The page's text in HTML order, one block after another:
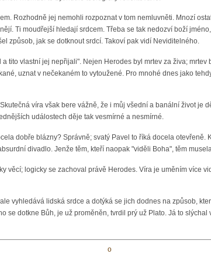
Rozhodně jej nemohli rozpoznat v tom nemluvněti. Mnozí
Ti moudřejší hledají srdcem. Třeba se tak nedozví boží
způsob, jak se dotknout srdcí. Takoví pak vidí Neviditelného.
tito vlastní jej nepřijali". Nejen Herodes byl mrtev za živa;
uznat v nečekaném to vytoužené. Pro mnohé dnes jako
víra však bere vážně, že i můj všední a banální život je
událostech děje tak vesmírné a nesmírné.
dobře blázny? Správně; svatý Pavel to říká docela
divadlo. Jenže těm, kteří naopak "viděli Boha", těm
věcí; logicky se zachoval právě Herodes. Víra je uměním více
vyhledává lidská srdce a dotýká se jich dodnes na způsob,
se dotkne Bůh, je už proměněn, tvrdil prý už Plato. Já to
o